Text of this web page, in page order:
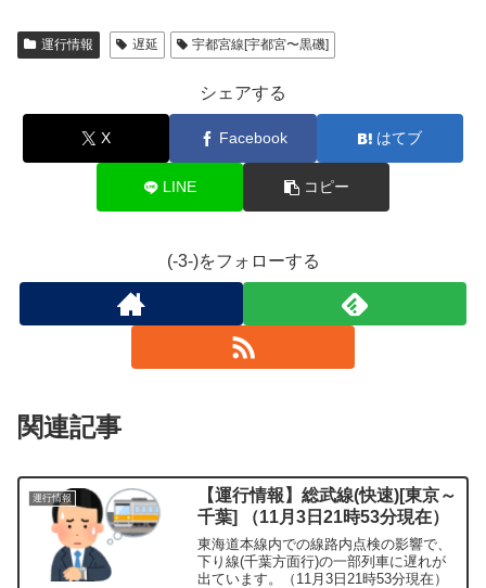
運行情報 遅延 宇都宮線[宇都宮〜黒磯]
シェアする
X Facebook はてブ
LINE コピー
(-3-)をフォローする
関連記事
運行情報
【運行情報】総武線(快速)[東京～
千葉] （11月3日21時53分現在）
東海道本線内での線路内点検の影響で、
下り線(千葉方面行)の一部列車に遅れが
出ています。（11月3日21時53分現在）